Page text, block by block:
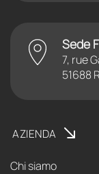
Sede
7, rue
51688
AZIENDA
Chi siamo